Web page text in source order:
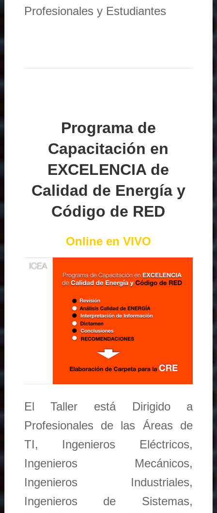
Profesionales y Estudiantes
Programa de
Capacitación en
EXCELENCIA de
Calidad de Energía y
Código de RED
Online en VIVO
El Taller está Dirigido a
Profesionales de las Áreas de
TI, Ingenieros Eléctricos,
Ingenieros Mecánicos,
Ingenieros Industriales,
Ingenieros de Sistemas,